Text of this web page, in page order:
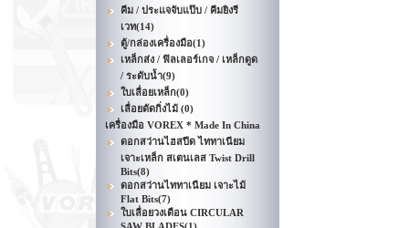
คีม / ประแจจับแป๊บ / คีมยิงรี
เวท(14)
ตู้/กล่องเครื่องมือ(1)
เหล็กส่ง / ฟิลเลอร์เกจ / เหล็กดูด
/ ระดับน้ำ(9)
ใบเลื่อยเหล็ก(0)
เลื่อยตัดกิ่งไม้ (0)
เครื่องมือ VOREX * Made In China
ดอกสว่านไฮสปีด ไททาเนียม
เจาะเหล็ก สเตนเลส Twist Drill
Bits(8)
ดอกสว่านไททาเนียม เจาะไม้
Flat Bits(7)
ใบเลื่อยวงเดือน CIRCULAR